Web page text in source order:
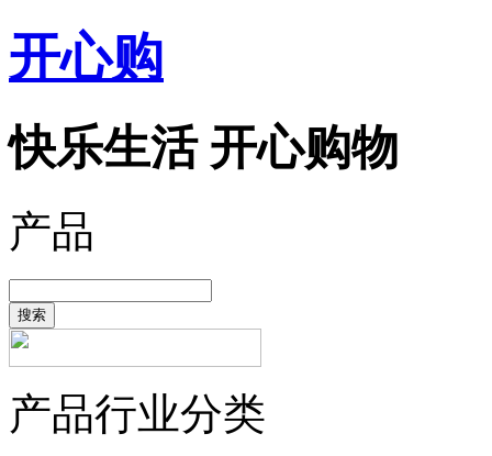
开心购
快乐生活 开心购物
产品
搜索
产品行业分类